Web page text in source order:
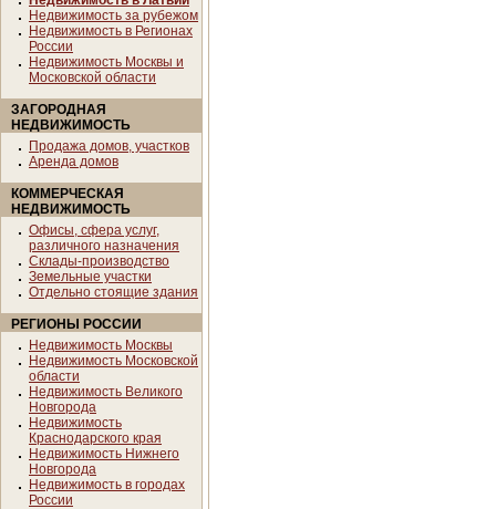
Недвижимость за рубежом
Недвижимость в Регионах
России
Недвижимость Москвы и
Московской области
ЗАГОРОДНАЯ
НЕДВИЖИМОСТЬ
Продажа домов, участков
Аренда домов
КОММЕРЧЕСКАЯ
НЕДВИЖИМОСТЬ
Офисы, сфера услуг,
различного назначения
Склады-производство
Земельные участки
Отдельно стоящие здания
РЕГИОНЫ РОССИИ
Недвижимость Москвы
Недвижимость Московской
области
Недвижимость Великого
Новгорода
Недвижимость
Краснодарского края
Недвижимость Нижнего
Новгорода
Недвижимость в городах
России